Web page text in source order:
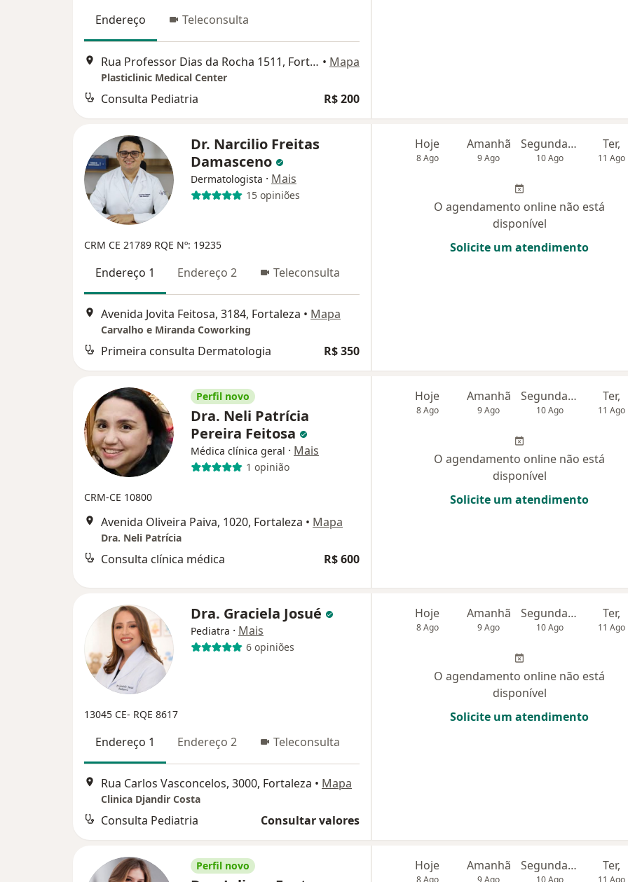
Endereço Teleconsulta
Rua Professor Dias da Rocha 1511, Fortaleza • Mapa
Plasticlinic Medical Center
Consulta Pediatria R$ 200
Dr. Narcilio Freitas
Damasceno
Dermatologista · Mais
15 opiniões
CRM CE 21789 RQE Nº: 19235
Endereço 1 Endereço 2 Teleconsulta
Avenida Jovita Feitosa, 3184, Fortaleza • Mapa
Carvalho e Miranda Coworking
Primeira consulta Dermatologia R$ 350
Hoje
8 Ago
Amanhã
9 Ago
Segunda-feira
10 Ago
Ter,
11 Ago
O agendamento online não está
disponível
Solicite um atendimento
Perfil novo
Dra. Neli Patrícia
Pereira Feitosa
Médica clínica geral · Mais
1 opinião
CRM-CE 10800
Avenida Oliveira Paiva, 1020, Fortaleza • Mapa
Dra. Neli Patrícia
Consulta clínica médica R$ 600
Hoje
8 Ago
Amanhã
9 Ago
Segunda-feira
10 Ago
Ter,
11 Ago
O agendamento online não está
disponível
Solicite um atendimento
Dra. Graciela Josué
Pediatra · Mais
6 opiniões
13045 CE- RQE 8617
Endereço 1 Endereço 2 Teleconsulta
Rua Carlos Vasconcelos, 3000, Fortaleza • Mapa
Clinica Djandir Costa
Consulta Pediatria Consultar valores
Hoje
8 Ago
Amanhã
9 Ago
Segunda-feira
10 Ago
Ter,
11 Ago
O agendamento online não está
disponível
Solicite um atendimento
Perfil novo Hoje Amanhã Segunda-feira Ter,